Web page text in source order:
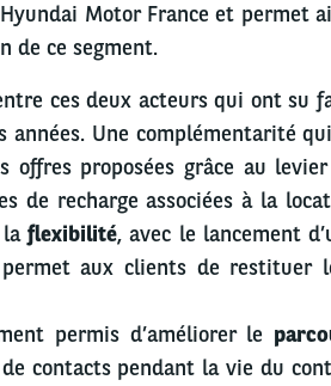
Motor France et permet
de ce segment.
ces deux acteurs qui ont su
années. Une complémentarité
proposées grâce au
de recharge associées à la
laflexibilité, avec le lancement
permet aux clients de restituer
permis d’améliorer le
contacts pendant la vie du